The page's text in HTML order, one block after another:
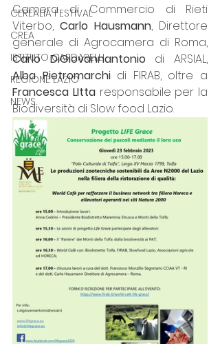
CEREALIA FESTIVAL
CREA
ISTITUTO CARDARELLI
REGIONE LAZIO
NEWS
Camera di Commercio di Rieti
Viterbo, Carlo Hausmann, Direttore
Carlo DiGiovannantonio
Alba Pietromarchi
Francesca LItta responsabile per la
Biodiversità di Slow food Lazio.